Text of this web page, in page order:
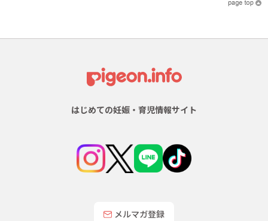
はじめての妊娠・育児情報サイト
メルマガ登録